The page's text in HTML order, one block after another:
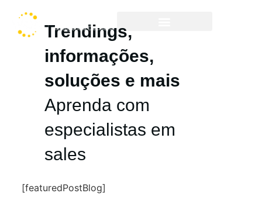
Trendings,
informações,
soluções e mais
Aprenda com
especialistas em
sales
[featuredPostBlog]